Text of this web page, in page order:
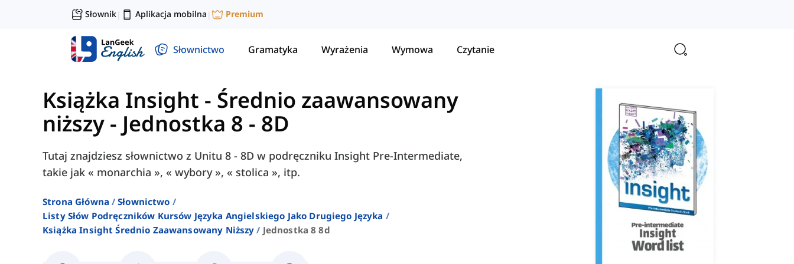
Słownik| Aplikacja mobilna | Premium
Słownictwo Gramatyka Wyrażenia Wymowa Czytanie
Książka Insight - Średnio zaawansowany
niższy - Jednostka 8 - 8D
Tutaj znajdziesz słownictwo z Unitu 8 - 8D w podręczniku Insight Pre-Intermediate,
takie jak « monarchia », « wybory », « stolica », itp.
Strona Główna
Słownictwo
Listy Słów Podręczników Kursów Języka Angielskiego Jako Drugiego Języka
Książka Insight Średnio Zaawansowany Niższy
Jednostka 8 8d